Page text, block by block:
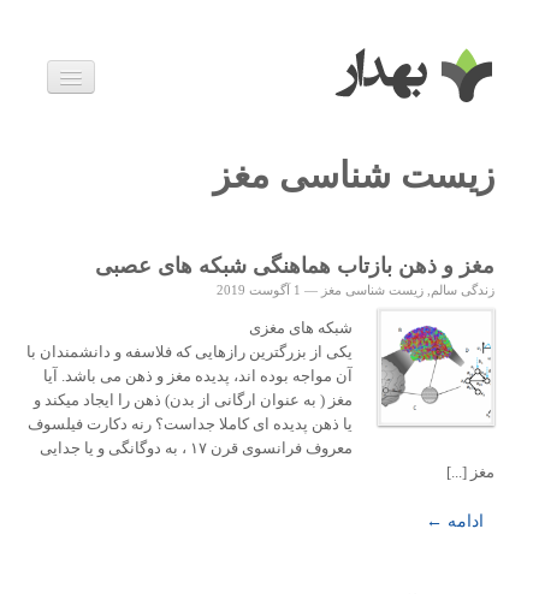
اخبار
زندگی سالم
ویدئوها
درباره ما
زیست شناسی مغز
مغز و ذهن بازتاب هماهنگی شبکه های عصبی
زندگی سالم زیست شناسی مغز — 1 آگوست 2019
شبکه های مغزی
یکی از بزرگترین رازهایی که فلاسفه و دانشمندان با
آن مواجه بوده اند، پدیده مغز و ذهن می باشد. آیا
مغز ( به عنوان ارگانی از بدن) ذهن را ایجاد میکند و
یا ذهن پدیده ای کاملا جداست؟ رنه دکارت فیلسوف
معروف فرانسوی قرن ۱۷ ، به دوگانگی و یا جدایی
مغز [...]
ادامه ←